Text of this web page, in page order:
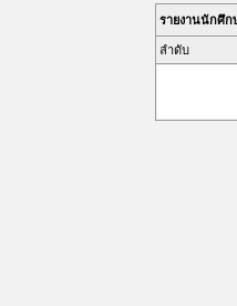
รายงานนักศึก
ลำดับ